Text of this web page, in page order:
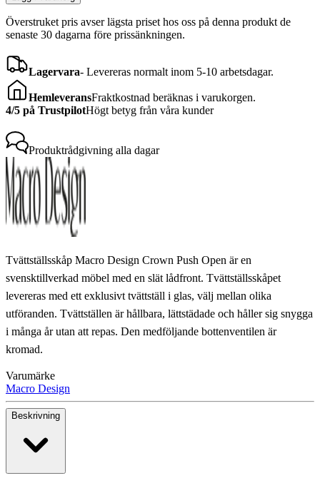
Överstruket pris avser lägsta priset hos oss på denna produkt de
senaste 30 dagarna före prissänkningen.
Lagervara- Levereras normalt inom 5-10 arbetsdagar.
HemleveransFraktkostnad beräknas i varukorgen.
4/5 på TrustpilotHögt betyg från våra kunder
Produktrådgivning alla dagar
Tvättställsskåp Macro Design Crown Push Open är en
svensktillverkad möbel med en slät lådfront. Tvättställsskåpet
levereras med ett exklusivt tvättställ i glas, välj mellan olika
utföranden. Tvättställen är hållbara, lättstädade och håller sig snygga
i många år utan att repas. Den medföljande bottenventilen är
kromad.
Varumärke
Macro Design
Beskrivning